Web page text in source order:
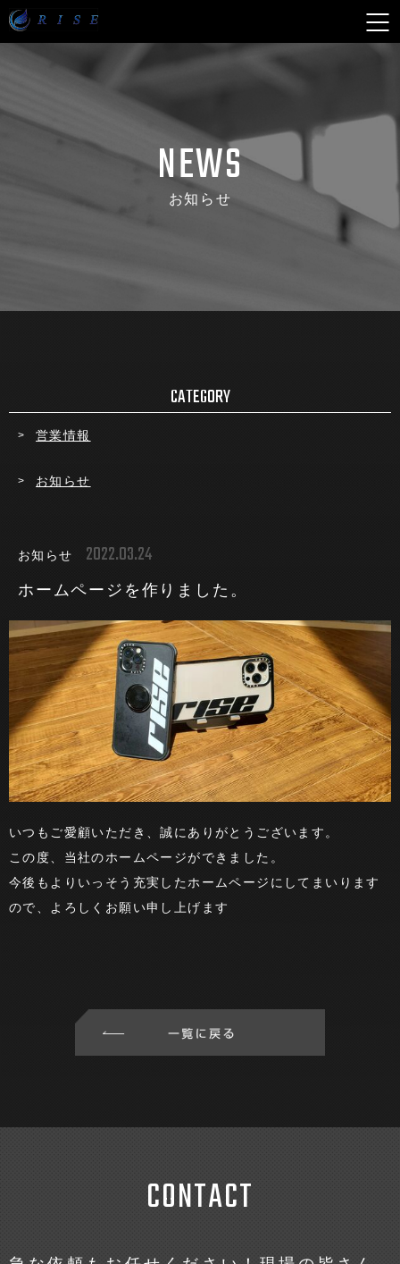
NEWS
お知らせ
CATEGORY
営業情報
お知らせ
お知らせ 2022.03.24
ホームページを作りました。
いつもご愛顧いただき、誠にありがとうございます。
この度、当社のホームページができました。
今後もよりいっそう充実したホームページにしてまいります
ので、よろしくお願い申し上げます
CONTACT